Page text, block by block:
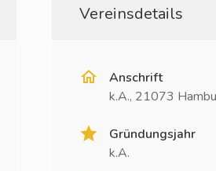
Vereinsdetails
Anschrift
k.A., 21073
Gründungsjahr
k.A.